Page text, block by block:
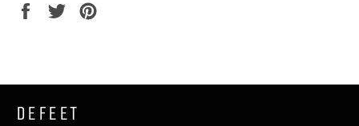
Del
Tweet
DEFEET